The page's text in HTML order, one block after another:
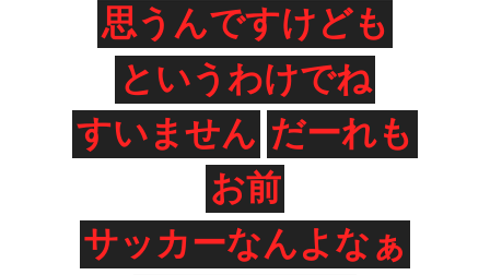
思うんですけども
というわけでね
すいません だーれも
お前
サッカーなんよなぁ